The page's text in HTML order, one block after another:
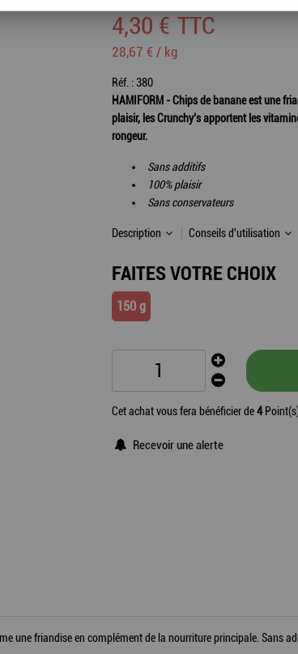
4,30 € TTC
28,67 € / kg
Réf. :380
HAMIFORM - Chips de banane est une
plaisir, les Crunchy’s apportent les
rongeur.
Sans additifs
100% plaisir
Sans conservateurs
Description Conseils d'utilisation
FAITES VOTRE CHOIX
150 g
Cet achat vous fera bénéficier de4
Recevoir une alerte
une friandise en complément de la nourriture principale. Sans